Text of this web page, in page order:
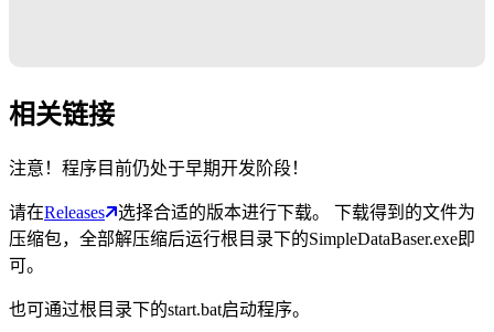
相关链接
注意！程序目前仍处于早期开发阶段！
请在Releases
选择合适的版本进行下载。 下载得到的文件为
压缩包，全部解压缩后运行根目录下的SimpleDataBaser.exe即
可。
也可通过根目录下的start.bat启动程序。